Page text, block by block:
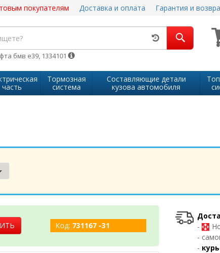
покупателям Доставка и оплата Гарантия и
бмв е39, 1334101
часть
Тормозная
система
Составляющие детали
кузова автомобиля
Код: 731167 -31
-
-
-